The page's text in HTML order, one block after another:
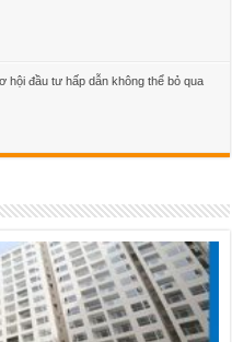
hội đầu tư hấp dẫn không thể bỏ qua